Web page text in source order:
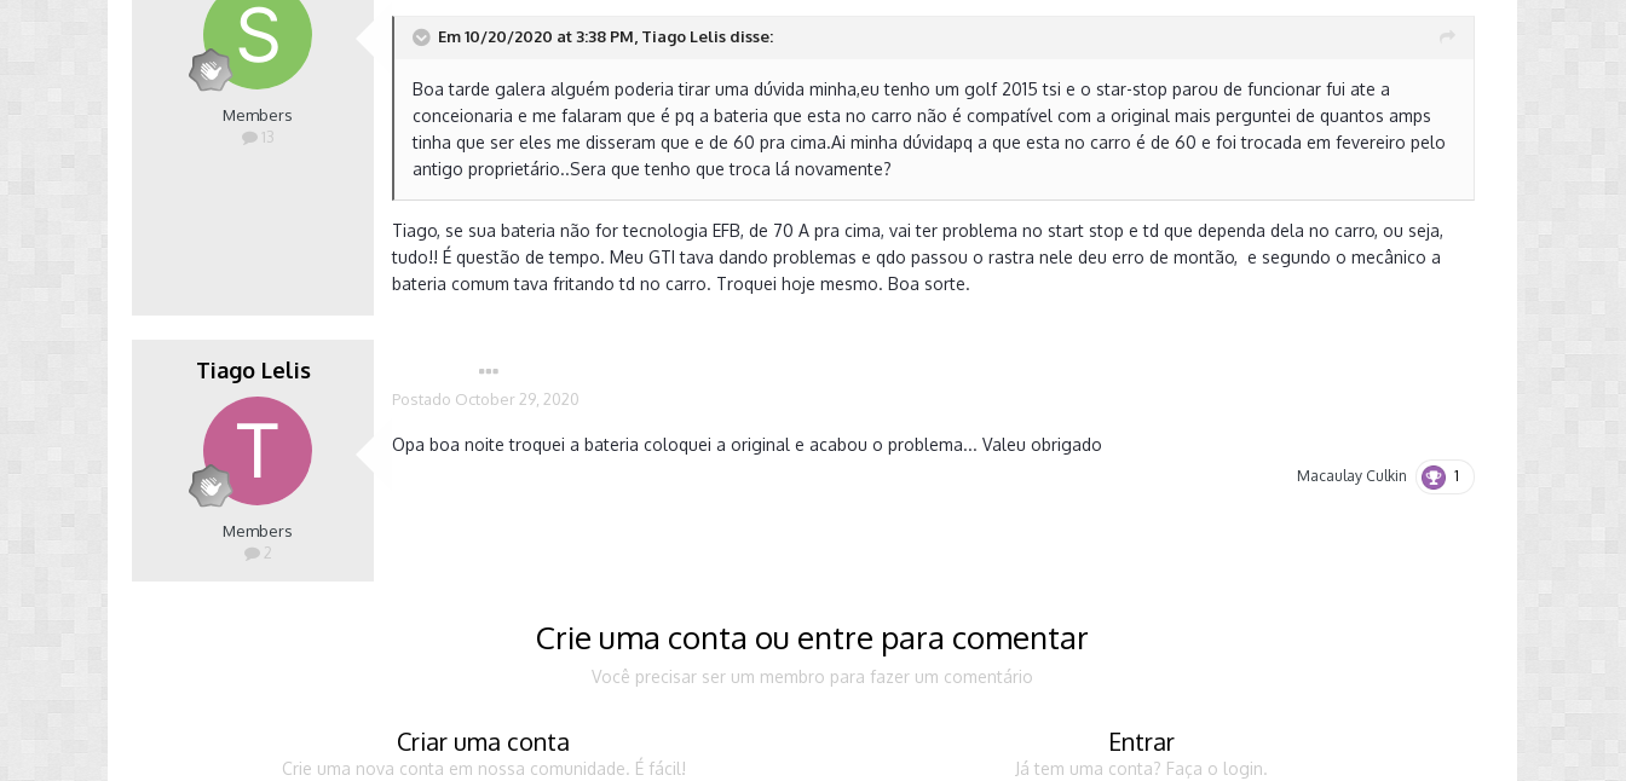
Members
13
Em 10/20/2020 at 3:38 PM, Tiago Lelis disse:
Boa tarde galera alguém poderia tirar uma dúvida minha,eu tenho um golf 2015 tsi e o star-stop parou de funcionar fui ate a
conceionaria e me falaram que é pq a bateria que esta no carro não é compatível com a original mais perguntei de quantos amps
tinha que ser eles me disseram que e de 60 pra cima.Ai minha dúvidapq a que esta no carro é de 60 e foi trocada em fevereiro pelo
antigo proprietário..Sera que tenho que troca lá novamente?
Tiago, se sua bateria não for tecnologia EFB, de 70 A pra cima, vai ter problema no start stop e td que dependa dela no carro, ou seja,
tudo!! É questão de tempo. Meu GTI tava dando problemas e qdo passou o rastra nele deu erro de montão, e segundo o mecânico a
bateria comum tava fritando td no carro. Troquei hoje mesmo. Boa sorte.
Tiago Lelis
Members
2
Postado October 29, 2020
Opa boa noite troquei a bateria coloquei a original e acabou o problema... Valeu obrigado
Macaulay Culkin 1
Crie uma conta ou entre para comentar
Você precisar ser um membro para fazer um comentário
Criar uma conta
Crie uma nova conta em nossa comunidade. É fácil!
Entrar
Já tem uma conta? Faça o login.